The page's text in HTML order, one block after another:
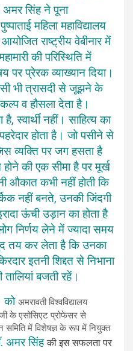
अमर सिंह ने पूना
महिला महाविद्यालय
राष्ट्रीय वेबीनार में
की परिस्थिति में
पर प्रेरक व्याख्यान दिया।
भी त्रासदी से जूझने के
व हौसला देता है।
स्वार्थी नहीं। साहित्य का
होता है। जो पसीने से
व्यक्ति पर जग हसता है
होने की एक सीमा है पर मूर्ख
औकात कभी नहीं होती कि
नहीं बनते, उनकी जिंदगी
ऊंची उड़ान का होता है
निर्णय लेने में ज्यादा समय
तय कर लेता है कि उनका
इतनी शिद्दत से निभाना
तालियां बजती रहें।
को अमरावती विश्वविद्यालय
के एसोसिएट प्रोफेसर से
में विशेषज्ञ के रूप में नियुक्त
अमर सिंहकी इस सफलता पर